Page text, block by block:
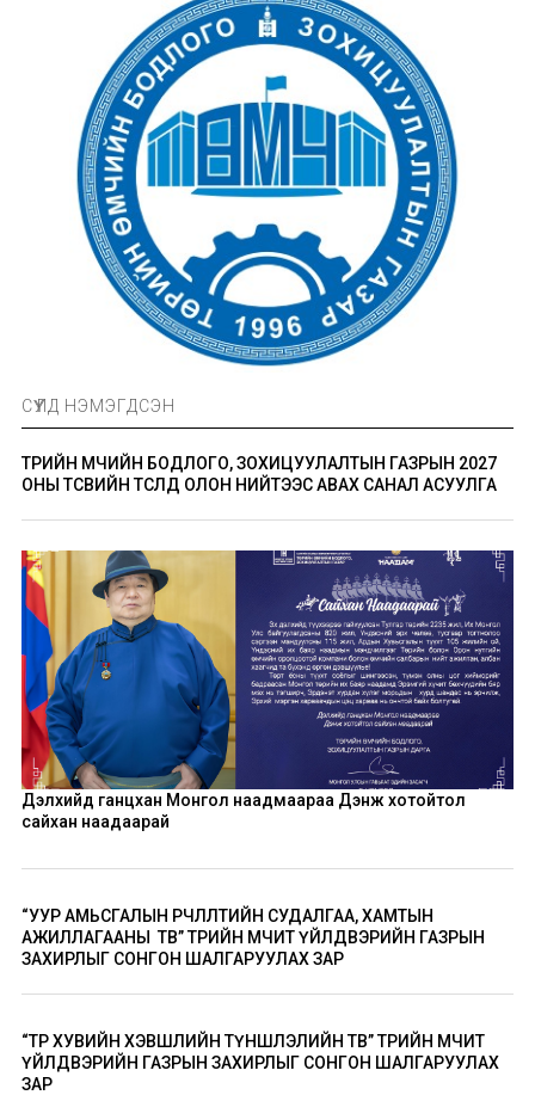
СҮҮЛД НЭМЭГДСЭН
ТӨРИЙН ӨМЧИЙН БОДЛОГО, ЗОХИЦУУЛАЛТЫН ГАЗРЫН 2027
ОНЫ ТӨСВИЙН ТӨСӨЛД ОЛОН НИЙТЭЭС АВАХ САНАЛ АСУУЛГА
Дэлхийд ганцхан Монгол наадмаараа Дэнж хотойтол
сайхан наадаарай
“УУР АМЬСГАЛЫН ӨӨРЧЛӨЛТИЙН СУДАЛГАА, ХАМТЫН
АЖИЛЛАГААНЫ ТӨВ” ТӨРИЙН ӨМЧИТ ҮЙЛДВЭРИЙН ГАЗРЫН
ЗАХИРЛЫГ СОНГОН ШАЛГАРУУЛАХ ЗАР
“ТӨР ХУВИЙН ХЭВШЛИЙН ТҮНШЛЭЛИЙН ТӨВ” ТӨРИЙН ӨМЧИТ
ҮЙЛДВЭРИЙН ГАЗРЫН ЗАХИРЛЫГ СОНГОН ШАЛГАРУУЛАХ
ЗАР